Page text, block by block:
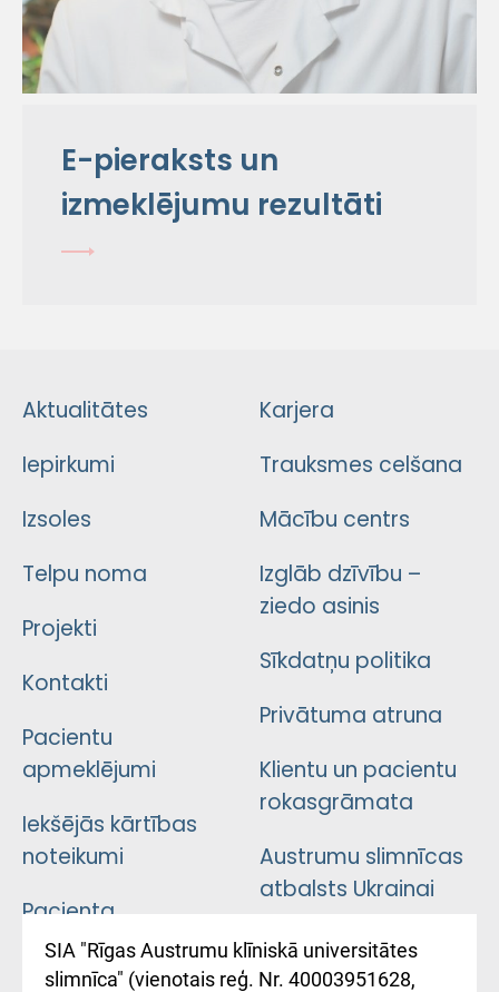
E-pieraksts un
izmeklējumu rezultāti
Aktualitātes
Iepirkumi
Izsoles
Telpu noma
Projekti
Kontakti
Pacientu
apmeklējumi
Iekšējās kārtības
noteikumi
Pacienta
atsauksmju/sūdzību
iesniegšanas
Karjera
Trauksmes celšana
Mācību centrs
Izglāb dzīvību –
ziedo asinis
Sīkdatņu politika
Privātuma atruna
Klientu un pacientu
rokasgrāmata
Austrumu slimnīcas
atbalsts Ukrainai
Підтримка Східної
лікарні та співпраця з
SIA "Rīgas Austrumu klīniskā universitātes
slimnīca" (vienotais reģ. Nr. 40003951628,